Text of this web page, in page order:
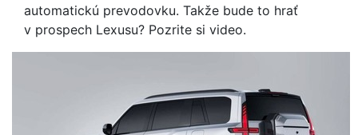
automatickú prevodovku. Takže bude to hrať
v prospech Lexusu? Pozrite si video.